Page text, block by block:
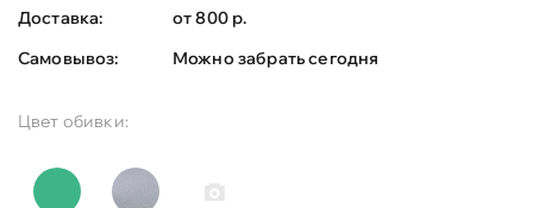
Доставка:
от 800 р.
Самовывоз:
Можно забрать сегодня
Цвет обивки: